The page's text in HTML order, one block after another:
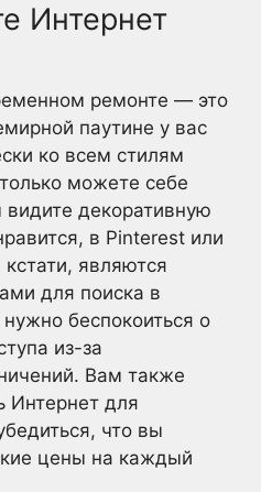
Интернет
ремонте — это
паутине у вас
ко всем стилям
можете себе
видите декоративную
в Pinterest или
являются
для поиска в
беспокоиться о
из-за
Вам также
Интернет для
что вы
цены на каждый